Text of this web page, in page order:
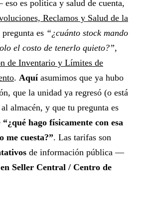
es política y salud de cuenta,
Reclamos y Salud de la
es “¿cuánto stock mando
el costo de tenerlo quieto?”,
de Inventario y Límites de
. Aquíasumimos que ya hubo
que la unidad ya regresó (o está
almacén, y que tu pregunta es
“¿qué hago físicamente con esa
me cuesta?”. Las tarifas son
de información pública —
Seller Central / Centro de